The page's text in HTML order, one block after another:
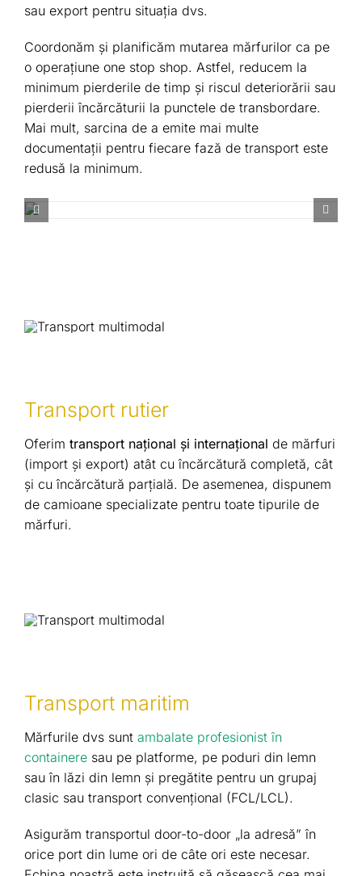
sau export pentru situația dvs.
Coordonăm și planificăm mutarea mărfurilor ca pe
o operațiune one stop shop. Astfel, reducem la
minimum pierderile de timp și riscul deteriorării sau
pierderii încărcăturii la punctele de transbordare.
Mai mult, sarcina de a emite mai multe
documentații pentru fiecare fază de transport este
redusă la minimum.
Transport rutier
Oferim transport național și internațional de mărfuri
(import și export) atât cu încărcătură completă, cât
și cu încărcătură parțială. De asemenea, dispunem
de camioane specializate pentru toate tipurile de
mărfuri.
Transport maritim
Mărfurile dvs sunt ambalate profesionist în
containere sau pe platforme, pe poduri din lemn
sau în lăzi din lemn și pregătite pentru un grupaj
clasic sau transport convențional (FCL/LCL).
Asigurăm transportul door-to-door „la adresă” în
orice port din lume ori de câte ori este necesar.